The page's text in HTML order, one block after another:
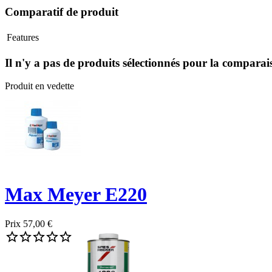
Comparatif de produit
Features
Il n'y a pas de produits sélectionnés pour la
Produit en vedette
Max Meyer E220
Prix 57,00 €
